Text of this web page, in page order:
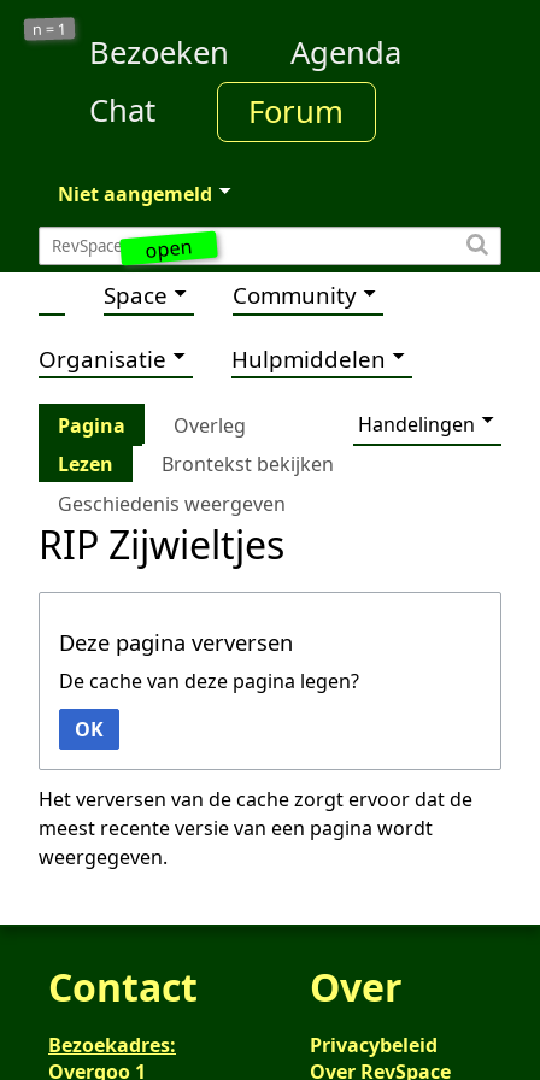
open
n = 1
Bezoeken
Agenda
Chat
Forum
Niet aangemeld
Space Community
Organisatie Hulpmiddelen
Pagina Overleg
Handelingen
Lezen
Brontekst bekijken
Geschiedenis weergeven
RIP Zijwieltjes
Deze pagina verversen
De cache van deze pagina legen?
OK
Het verversen van de cache zorgt ervoor dat de
meest recente versie van een pagina wordt
weergegeven.
Contact
Bezoekadres:
Overgoo 1
Over
Privacybeleid
Over RevSpace